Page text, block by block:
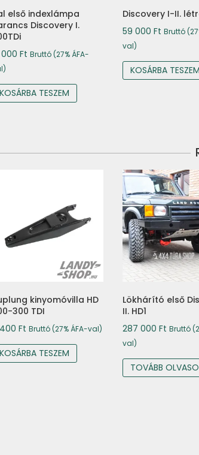
első indexlámpa
Discovery I.
000 Ft Bruttó (27% ÁFA-
KOSÁRBA TESZEM
Discovery I-II.
59 000 Ft Bruttó
val)
KOSÁRBA TESZEM
kinyomóvilla HD
300 TDI
Ft Bruttó (27% ÁFA-val)
KOSÁRBA TESZEM
Lökhárító első
II. HD1
287 000 Ft Bruttó
val)
TOVÁBB